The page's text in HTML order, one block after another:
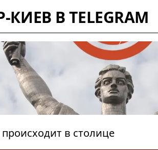
В TELEGRAM
в столице